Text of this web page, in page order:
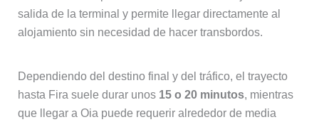
salida de la terminal y permite llegar directamente al
alojamiento sin necesidad de hacer transbordos.
Dependiendo del destino final y del tráfico, el trayecto
hasta Fira suele durar unos 15 o 20 minutos, mientras
que llegar a Oia puede requerir alrededor de media